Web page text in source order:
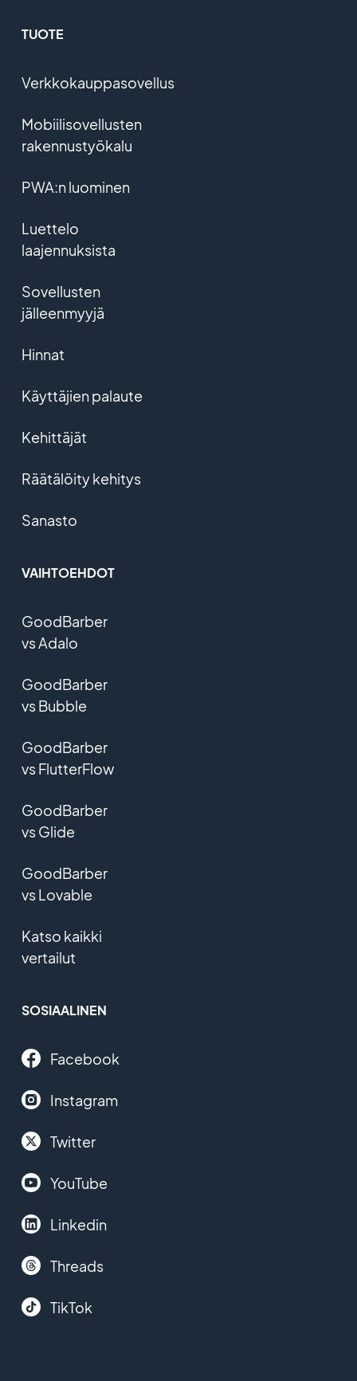
TUOTE
Verkkokauppasovellus
Mobiilisovellusten
rakennustyökalu
PWA:n luominen
Luettelo
laajennuksista
Sovellusten
jälleenmyyjä
Hinnat
Käyttäjien palaute
Kehittäjät
Räätälöity kehitys
Sanasto
VAIHTOEHDOT
GoodBarber
vs Adalo
GoodBarber
vs Bubble
GoodBarber
vs FlutterFlow
GoodBarber
vs Glide
GoodBarber
vs Lovable
Katso kaikki
vertailut
SOSIAALINEN
Facebook
Instagram
Twitter
YouTube
Linkedin
Threads
TikTok